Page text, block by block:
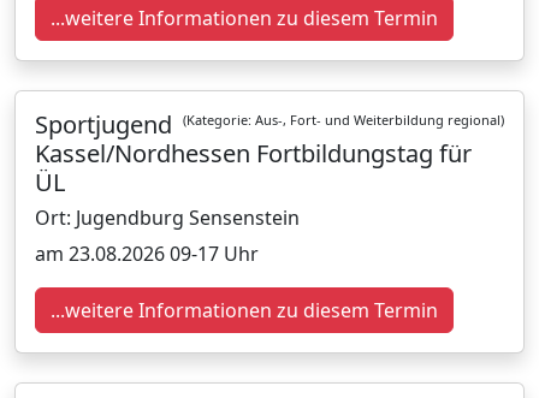
...weitere Informationen zu diesem Termin
(Kategorie: Aus-, Fort- und Weiterbildung regional)
Sportjugend
Kassel/Nordhessen Fortbildungstag für
ÜL
Ort: Jugendburg Sensenstein
am 23.08.2026 09-17 Uhr
...weitere Informationen zu diesem Termin